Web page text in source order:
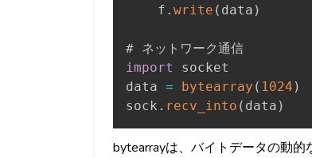
    f
. write ( data )
import
socket
data = bytearray ( 1024 )
sock . recv_into ( data )
bytearrayは、バイトデータの動